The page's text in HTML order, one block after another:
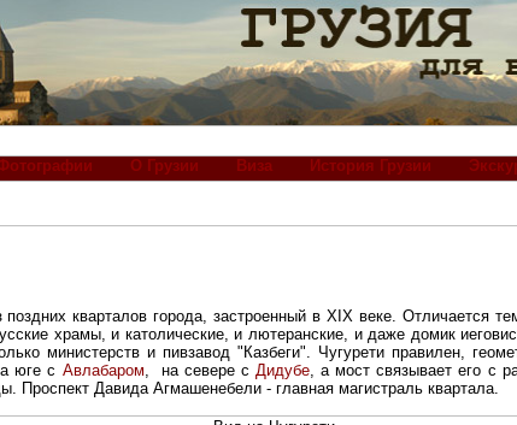
О Грузии Виза История Грузии
кварталов города, застроенный в XIX веке. Отличается
храмы, и католические, и лютеранские, и даже домик
министерств и пивзавод "Казбеги". Чугурети правилен,
юге с Авлабаром, на севере сДидубе, а мост связывает его с
Проспект Давида Агмашенебели - главная магистраль квартала.